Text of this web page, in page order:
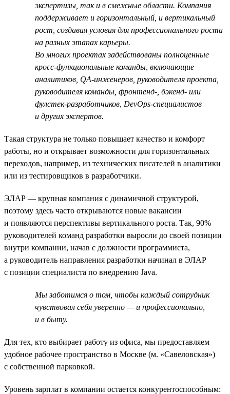
экспертизы, так и в смежные области. Компания
поддерживает и горизонтальный, и вертикальный
рост, создавая условия для профессионального роста
на разных этапах карьеры.
Во многих проектах задействованы полноценные
кросс-функциональные команды, включающие
аналитиков, QA-инженеров, руководителя проекта,
руководителя команды, фронтенд-, бэкенд- или
фулстек-разработчиков, DevOps-специалистов
и других экспертов.
Такая структура не только повышает качество и комфорт
работы, но и открывает возможности для горизонтальных
переходов, например, из технических писателей в аналитики
или из тестировщиков в разработчики.
ЭЛАР — крупная компания с динамичной структурой,
поэтому здесь часто открываются новые вакансии
и появляются перспективы вертикального роста. Так, 90%
руководителей команд разработки выросли до своей позиции
внутри компании, начав с должности программиста,
а руководитель направления разработки начинал в ЭЛАР
с позиции специалиста по внедрению Java.
Мы заботимся о том, чтобы каждый сотрудник
чувствовал себя уверенно — и профессионально,
и в быту.
Для тех, кто выбирает работу из офиса, мы предоставляем
удобное рабочее пространство в Москве (м. «Савеловская»)
с собственной парковкой.
Уровень зарплат в компании остается конкурентоспособным: